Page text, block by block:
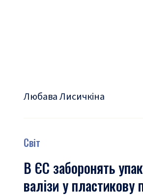
Любава Лисичкіна
Світ
В ЄС заборонять
валізи у пластикову